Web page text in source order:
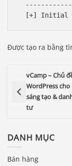
Được tạo ra bằng
vCamp – Chủ
WordPress cho
sáng tạo &
tư
DANH MỤC
Bán hàng